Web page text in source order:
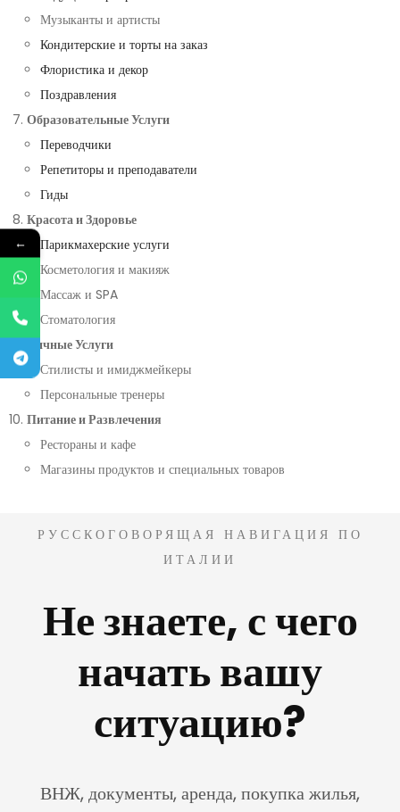
Музыканты и артисты
Кондитерские и торты на заказ
Флористика и декор
Поздравления
Образовательные Услуги
Переводчики
Репетиторы и преподаватели
Гиды
Красота и Здоровье
Парикмахерские услуги
Косметология и макияж
Массаж и SPA
Стоматология
Личные Услуги
Стилисты и имиджмейкеры
Персональные тренеры
Питание и Развлечения
Рестораны и кафе
Магазины продуктов и специальных товаров
РУССКОГОВОРЯЩАЯ НАВИГАЦИЯ ПО
ИТАЛИИ
Не знаете, с чего
начать вашу
ситуацию?
ВНЖ, документы, аренда, покупка жилья,
←